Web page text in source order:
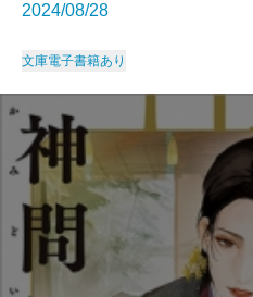
2024/08/28
文庫電子書籍あり